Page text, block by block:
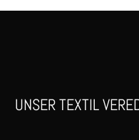
UNSER TEXTIL